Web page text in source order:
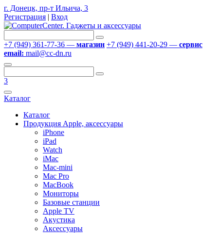
г. Донецк, пр-т Ильича, 3
Регистрация | Вход
+7 (949) 361-77-36 — магазин +7 (949) 441-20-29 — сервис
email: mail@cc-dn.ru
3
Каталог
Каталог
Продукция Apple, аксессуары
iPhone
iPad
Watch
iMac
Mac-mini
Mac Pro
MacBook
Мониторы
Базовые станции
Apple TV
Акустика
Аксессуары